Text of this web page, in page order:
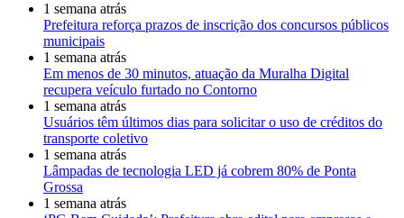
1 semana atrás
Prefeitura reforça prazos de inscrição dos concursos públicos
municipais
1 semana atrás
Em menos de 30 minutos, atuação da Muralha Digital
recupera veículo furtado no Contorno
1 semana atrás
Usuários têm últimos dias para solicitar o uso de créditos do
transporte coletivo
1 semana atrás
Lâmpadas de tecnologia LED já cobrem 80% de Ponta
Grossa
1 semana atrás